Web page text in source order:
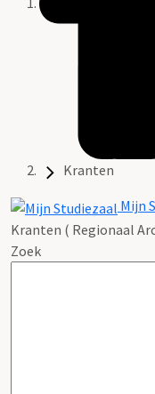
Kranten
Mijn
Kranten ( Regionaal
Zoek